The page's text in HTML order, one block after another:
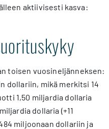
aktiivisesti kasva:
toisen vuosineljänneksen:
dollariin, mikä merkitsi 14
1,50 miljardia dollaria
dollaria (+11
miljoonaan dollariin ja